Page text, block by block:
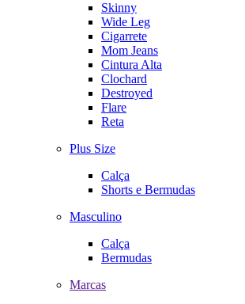
Skinny
Wide Leg
Cigarrete
Mom Jeans
Cintura Alta
Clochard
Destroyed
Flare
Reta
Plus Size
Calça
Shorts e Bermudas
Masculino
Calça
Bermudas
Marcas